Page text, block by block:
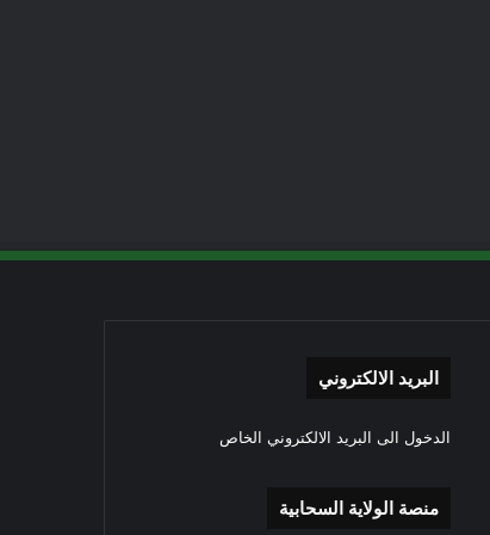
البريد الالكتروني
الدخول الى البريد الالكتروني الخاص
منصة الولاية السحابية